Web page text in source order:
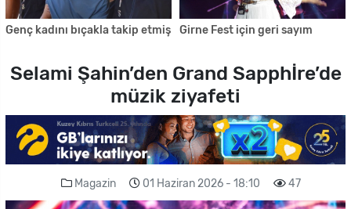
Genç kadını bıçakla takip etmiş Girne Fest için geri sayım
Selami Şahin’den Grand Sapphİre’de
müzik ziyafeti
Magazin 01 Haziran 2026 - 18:10 47